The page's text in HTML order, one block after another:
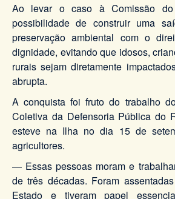
Ao levar o caso à Comissão
possibilidade de construir uma
preservação ambiental com o
dignidade, evitando que idosos,
rurais sejam diretamente
abrupta.
A conquista foi fruto do trabalho
Coletiva da Defensoria Pública do
esteve na Ilha no dia 15 de
agricultores.
— Essas pessoas moram e
de três décadas. Foram
Estado e tiveram papel